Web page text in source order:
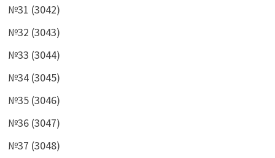
№31 (3042)
№32 (3043)
№33 (3044)
№34 (3045)
№35 (3046)
№36 (3047)
№37 (3048)